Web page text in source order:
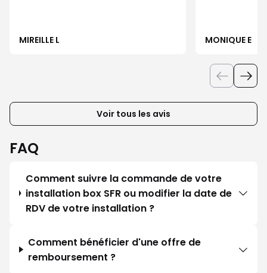
MIREILLE L MONIQUE E
Voir tous les avis
FAQ
Comment suivre la commande de votre
installation box SFR ou modifier la date de
RDV de votre installation ?
Comment bénéficier d'une offre de
remboursement ?